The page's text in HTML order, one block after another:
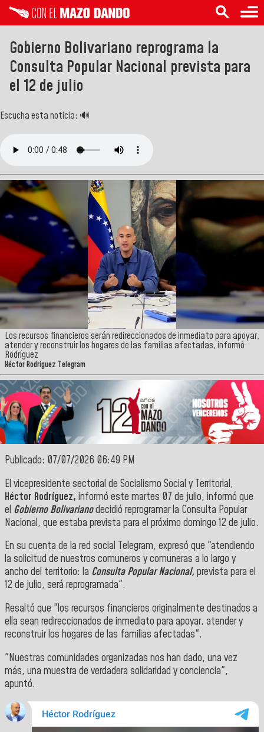
Gobierno Bolivariano reprograma la
Consulta Popular Nacional prevista para
el 12 de julio
Escucha esta noticia: 🔊
Los recursos financieros serán redireccionados de inmediato para apoyar,
atender y reconstruir los hogares de las familias afectadas, informó
Rodríguez
Héctor Rodríguez Telegram
Publicado: 07/07/2026 06:49 PM
El vicepresidente sectorial de Socialismo Social y Territorial,
Héctor Rodríguez, informó este martes 07 de julio, informó que
el Gobierno Bolivarianodecidió reprogramar la Consulta Popular
Nacional, que estaba prevista para el próximo domingo 12 de julio.
En su cuenta de la red social Telegram, expresó que "atendiendo
la solicitud de nuestros comuneros y comuneras a lo largo y
ancho del territorio: la Consulta Popular Nacional, prevista para el
12 de julio, será reprogramada".
Resaltó que "los recursos financieros originalmente destinados a
ella sean redireccionados de inmediato para apoyar, atender y
reconstruir los hogares de las familias afectadas".
"Nuestras comunidades organizadas nos han dado, una vez
más, una muestra de verdadera solidaridad y conciencia",
apuntó.